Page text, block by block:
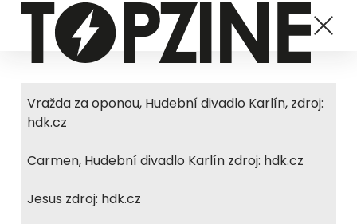
Vražda za oponou, Hudební divadlo Karlín, zdroj:
hdk.cz
Carmen, Hudební divadlo Karlín zdroj: hdk.cz
Jesus zdroj: hdk.cz